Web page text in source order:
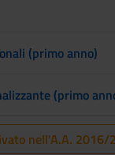
(primo anno)
(primo
nell'A.A. 2016/